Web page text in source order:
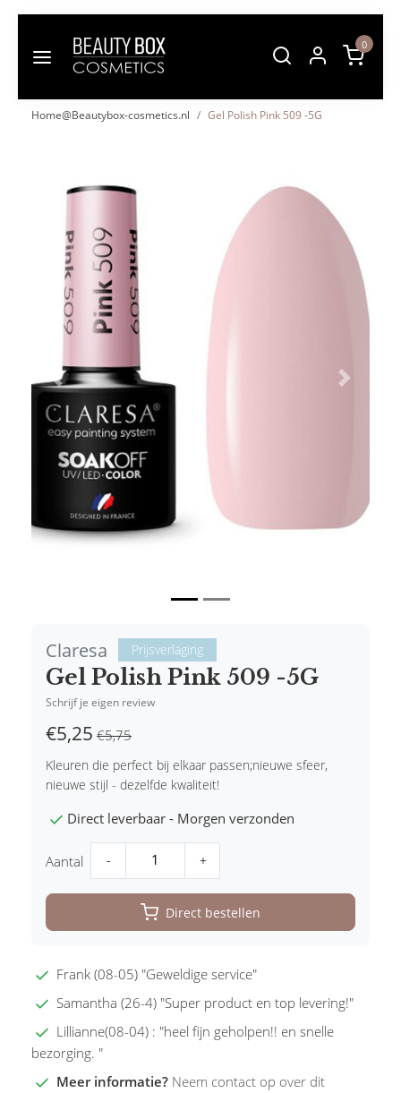
0
Home@Beautybox-cosmetics.nl Gel Polish Pink 509 -5G
Vorige Volgende
Claresa Prijsverlaging
Gel Polish Pink 509 -5G
Schrijf je eigen review
€5,25 €5,75
Kleuren die perfect bij elkaar passen;nieuwe sfeer,
nieuwe stijl - dezelfde kwaliteit!
Direct leverbaar - Morgen verzonden
Aantal - +
Direct bestellen
Frank (08-05) "Geweldige service"
Samantha (26-4) "Super product en top levering!"
Lillianne(08-04) : "heel fijn geholpen!! en snelle
bezorging. "
Meer informatie? Neem contact op over dit